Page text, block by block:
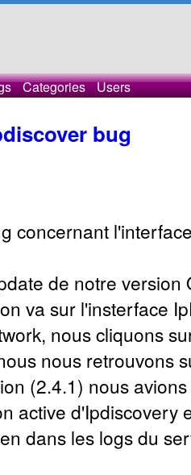
Categories Users
bug
concernant
de notre version
va sur l'insterface
nous cliquons
nous retrouvons
(2.4.1) nous
active d'Ipdiscovery
dans les logs du